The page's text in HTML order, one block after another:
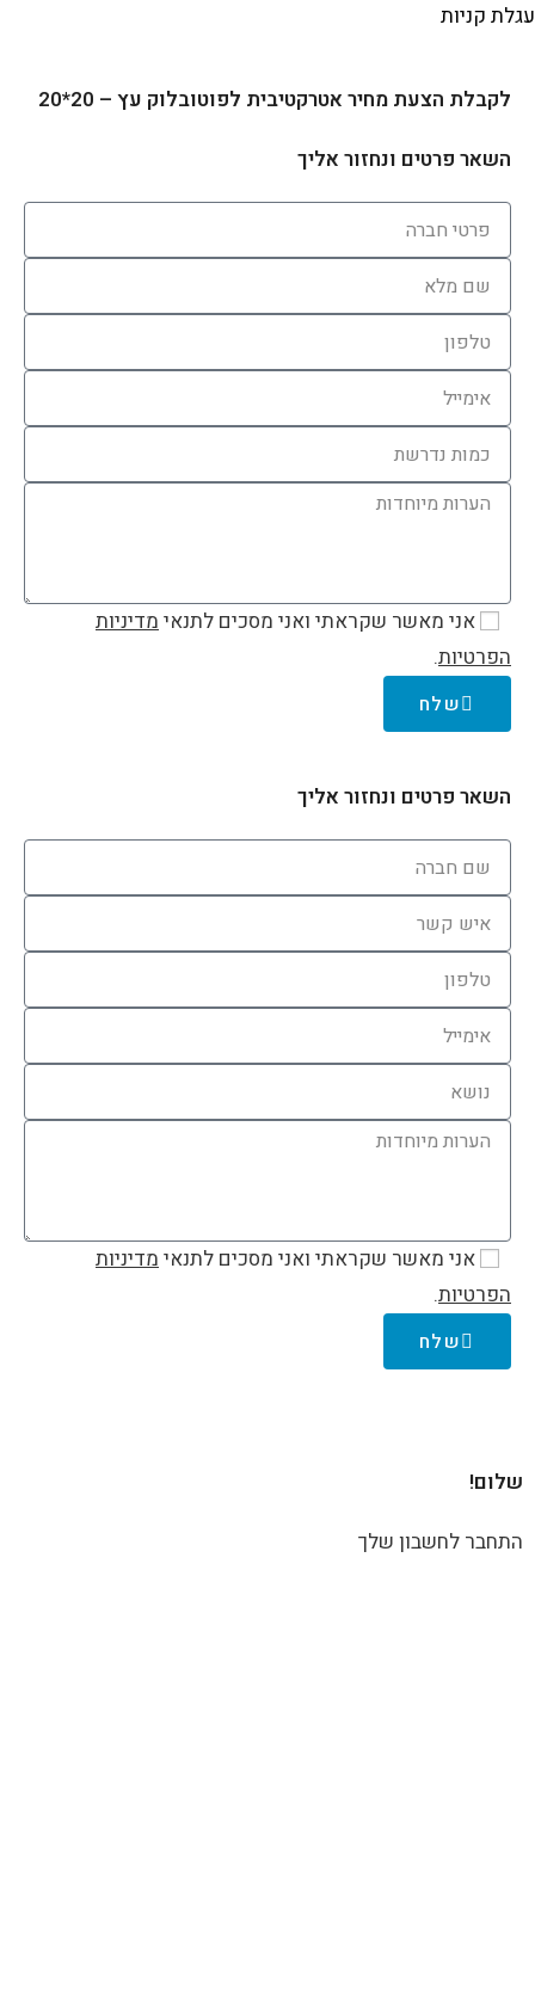
קניות
לקבלת הצעת מחיר אטרקטיבית לפוטובלוק עץ – 20*20
השאר פרטים ונחזור אליך
אני מאשר שקראתי ואני מסכים לתנאימדיניות
הפרטיות.
שלח
השאר פרטים ונחזור אליך
אני מאשר שקראתי ואני מסכים לתנאימדיניות
הפרטיות.
שלח
שלום!
התחבר לחשבון שלך